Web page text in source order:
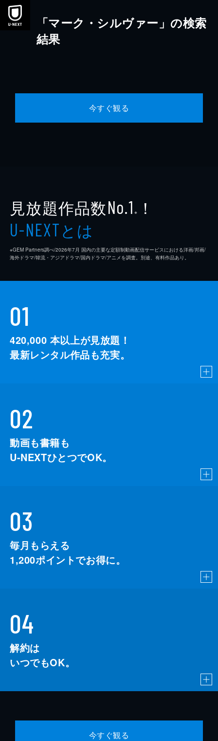
本文へスキップ
「マーク・シルヴァー」の検索
結果
今すぐ観る
見放題作品数No.1 ※ ！
U-NEXTとは
※GEM Partners調べ/2026年7⽉ 国内の主要な定額制動画配信サービスにおける洋画/邦画/
海外ドラマ/韓流・アジアドラマ/国内ドラマ/アニメを調査。別途、有料作品あり。
01
420,000 本以上が見放題！
最新レンタル作品も充実。
02
動画も書籍も
U-NEXTひとつでOK。
03
毎月もらえる
1,200ポイントでお得に。
04
解約は
いつでもOK。
今すぐ観る